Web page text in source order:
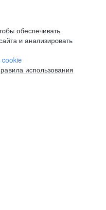
обеспечивать
и анализировать
использования